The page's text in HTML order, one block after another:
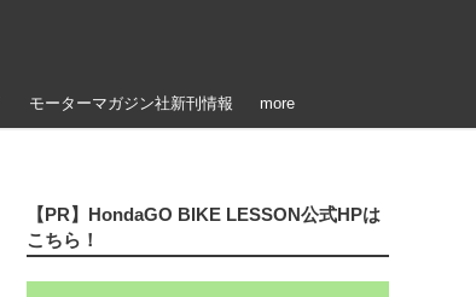
モーターマガジン社新刊情報 more
【PR】HondaGO BIKE LESSON公式HPは
こちら！